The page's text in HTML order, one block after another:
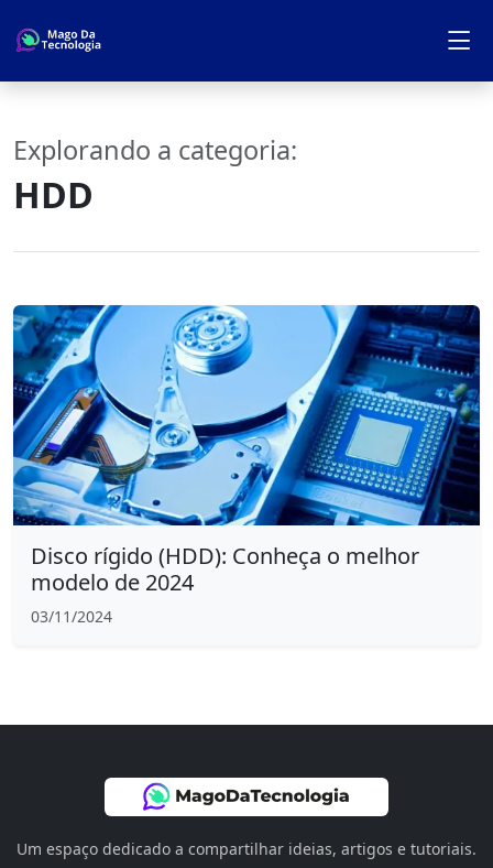
Explorando a categoria:
HDD
Disco rígido (HDD): Conheça o melhor
modelo de 2024
03/11/2024
Um espaço dedicado a compartilhar ideias, artigos e tutoriais.